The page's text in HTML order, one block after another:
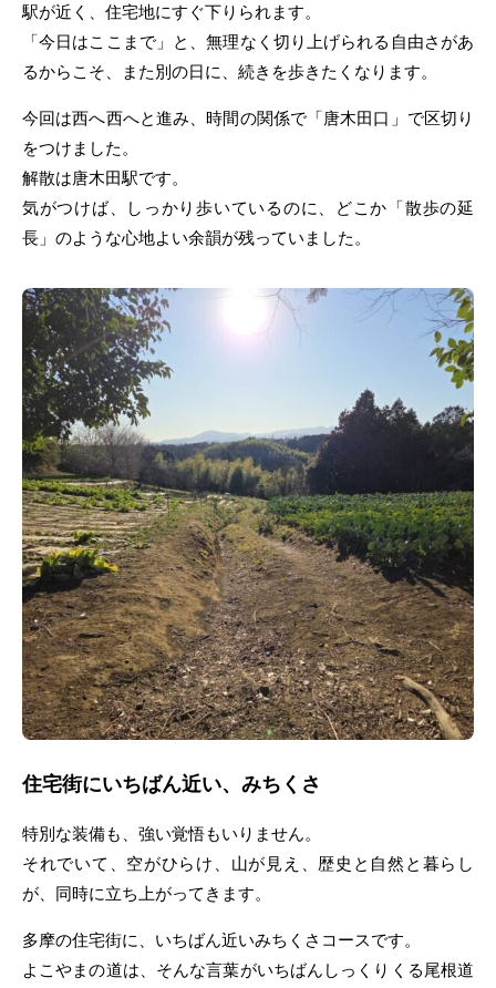
駅が近く、住宅地にすぐ下りられます。
「今日はここまで」と、無理なく切り上げられる自由さがあ
るからこそ、また別の日に、続きを歩きたくなります。
今回は西へ西へと進み、時間の関係で「唐木田口」で区切り
をつけました。
解散は唐木田駅です。
気がつけば、しっかり歩いているのに、どこか「散歩の延
長」のような心地よい余韻が残っていました。
住宅街にいちばん近い、みちくさ
特別な装備も、強い覚悟もいりません。
それでいて、空がひらけ、山が見え、歴史と自然と暮らし
が、同時に立ち上がってきます。
多摩の住宅街に、いちばん近いみちくさコースです。
よこやまの道は、そんな言葉がいちばんしっくりくる尾根道